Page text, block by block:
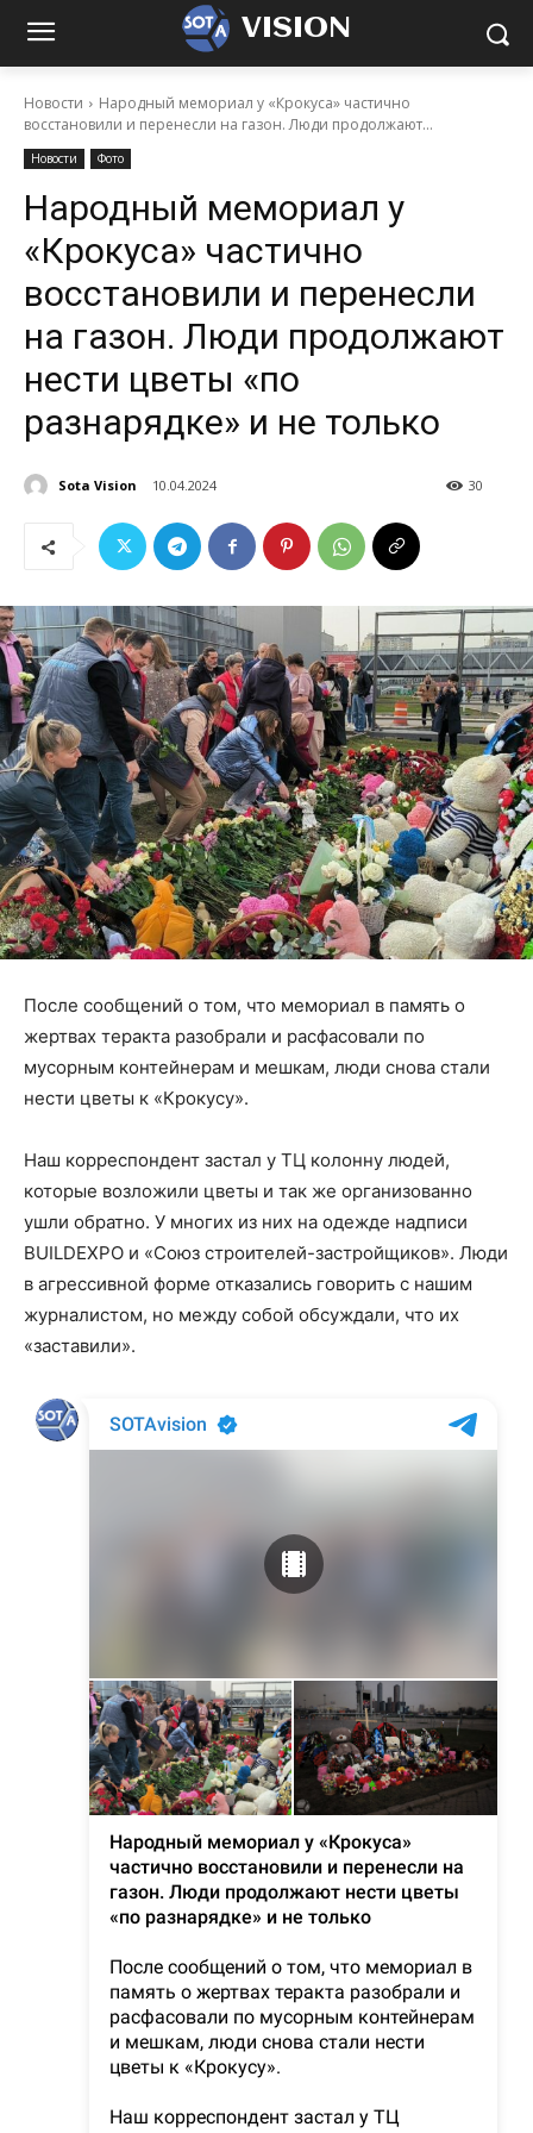
VISION
Новости
Народный мемориал у «Крокуса» частично
восстановили и перенесли на газон. Люди продолжают...
Новости Фото
Народный мемориал у
«Крокуса» частично
восстановили и перенесли
на газон. Люди продолжают
нести цветы «по
разнарядке» и не только
Sota Vision 10.04.2024 30
После сообщений о том, что мемориал в память о
жертвах теракта разобрали и расфасовали по
мусорным контейнерам и мешкам, люди снова стали
нести цветы к «Крокусу».
Наш корреспондент застал у ТЦ колонну людей,
которые возложили цветы и так же организованно
ушли обратно. У многих из них на одежде надписи
BUILDEXPO и «Союз строителей-застройщиков». Люди
в агрессивной форме отказались говорить с нашим
журналистом, но между собой обсуждали, что их
«заставили».